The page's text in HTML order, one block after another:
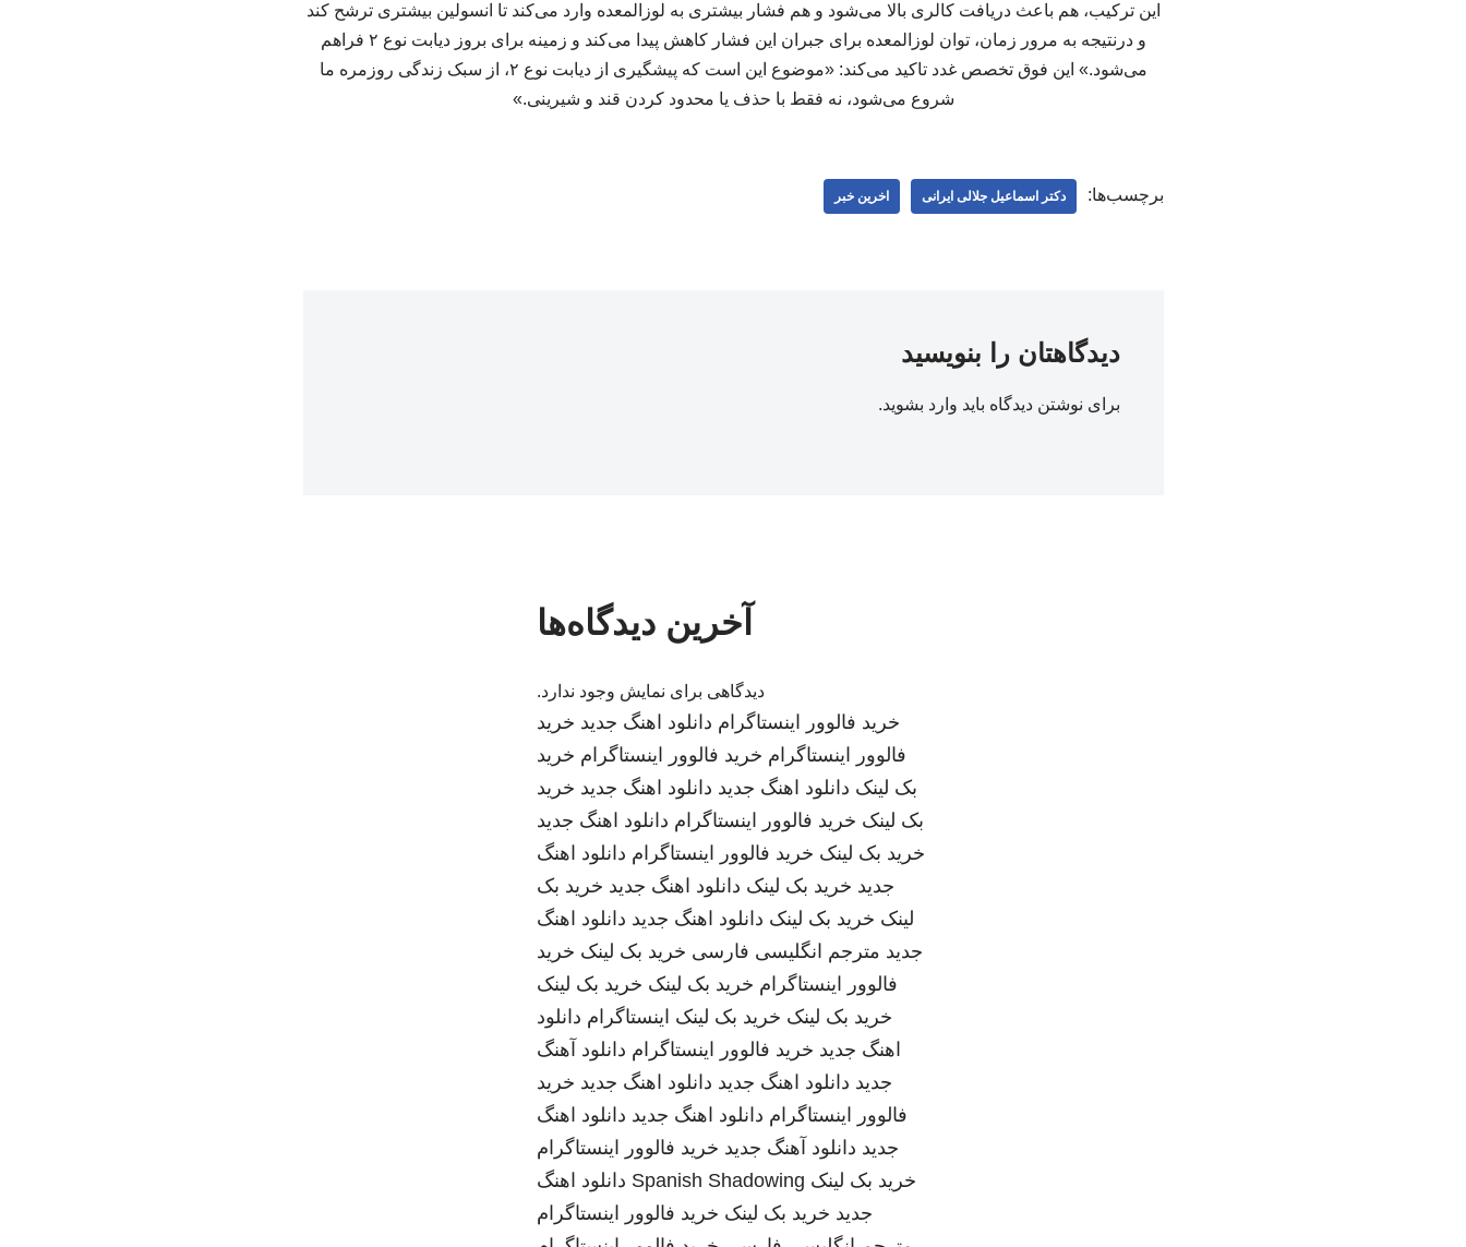
این ترکیب، هم باعث دریافت کالری بالا می‌شود و هم فشار بیشتری به لوزالمعده وارد می‌کند تا انسولین بیشتری ترشح کند
و درنتیجه به‌ مرور زمان، توان لوزالمعده برای جبران این فشار کاهش پیدا می‌کند و زمینه برای بروز دیابت نوع ۲ فراهم
می‌شود.» این فوق تخصص غدد تاکید می‌کند: «موضوع این است که پیشگیری از دیابت نوع ۲، از سبک زندگی روزمره ما
شروع می‌شود، نه فقط با حذف یا محدود کردن قند و شیرینی.»
برچسب‌ها: دکتر اسماعیل جلالی ایرانی اخرین خبر
دیدگاهتان را بنویسید
برای نوشتن دیدگاه باید وارد بشوید.
آخرین دیدگاه‌ها
دیدگاهی برای نمایش وجود ندارد.
خرید فالوور اینستاگرام دانلود اهنگ جدید خرید
فالوور اینستاگرام خرید فالوور اینستاگرام خرید
بک لینک دانلود اهنگ جدید دانلود اهنگ جدید خرید
بک لینک خرید فالوور اینستاگرام دانلود اهنگ جدید
خرید بک لینک خرید فالوور اینستاگرام دانلود اهنگ
جدید خرید بک لینک دانلود اهنگ جدید خرید بک
لینک خرید بک لینک دانلود اهنگ جدید دانلود اهنگ
جدید مترجم انگلیسی فارسی خرید بک لینک خرید
فالوور اینستاگرام خرید بک لینک خرید بک لینک
خرید بک لینک خرید بک لینک اینستاگرام دانلود
اهنگ جدید خرید فالوور اینستاگرام دانلود آهنگ
جدید دانلود اهنگ جدید دانلود اهنگ جدید خرید
فالوور اینستاگرام دانلود اهنگ جدید دانلود اهنگ
جدید دانلود آهنگ جدید خرید فالوور اینستاگرام
خرید بک لینک Spanish Shadowing دانلود اهنگ
جدید خرید بک لینک خرید فالوور اینستاگرام